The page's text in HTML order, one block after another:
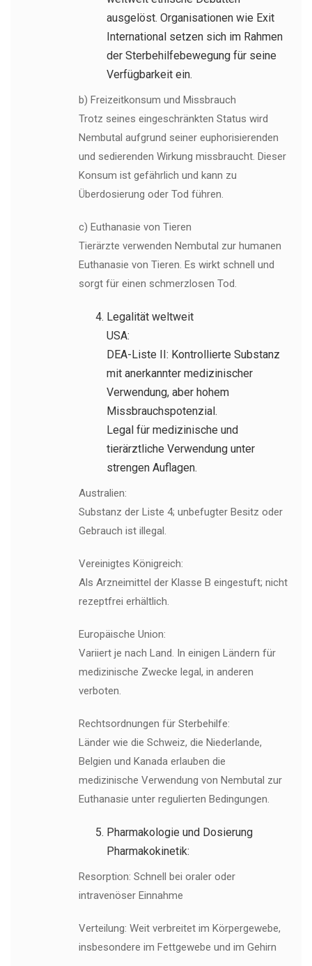
ausgelöst. Organisationen wie Exit
International setzen sich im Rahmen
der Sterbehilfebewegung für seine
Verfügbarkeit ein.
b) Freizeitkonsum und Missbrauch
Trotz seines eingeschränkten Status wird
Nembutal aufgrund seiner euphorisierenden
und sedierenden Wirkung missbraucht. Dieser
Konsum ist gefährlich und kann zu
Überdosierung oder Tod führen.
c) Euthanasie von Tieren
Tierärzte verwenden Nembutal zur humanen
Euthanasie von Tieren. Es wirkt schnell und
sorgt für einen schmerzlosen Tod.
Legalität weltweit
USA:
DEA-Liste II: Kontrollierte Substanz
mit anerkannter medizinischer
Verwendung, aber hohem
Missbrauchspotenzial.
Legal für medizinische und
tierärztliche Verwendung unter
strengen Auflagen.
Australien:
Substanz der Liste 4; unbefugter Besitz oder
Gebrauch ist illegal.
Vereinigtes Königreich:
Als Arzneimittel der Klasse B eingestuft; nicht
rezeptfrei erhältlich.
Europäische Union:
Variiert je nach Land. In einigen Ländern für
medizinische Zwecke legal, in anderen
verboten.
Rechtsordnungen für Sterbehilfe:
Länder wie die Schweiz, die Niederlande,
Belgien und Kanada erlauben die
medizinische Verwendung von Nembutal zur
Euthanasie unter regulierten Bedingungen.
Pharmakologie und Dosierung
Pharmakokinetik:
Resorption: Schnell bei oraler oder
intravenöser Einnahme
Verteilung: Weit verbreitet im Körpergewebe,
insbesondere im Fettgewebe und im Gehirn